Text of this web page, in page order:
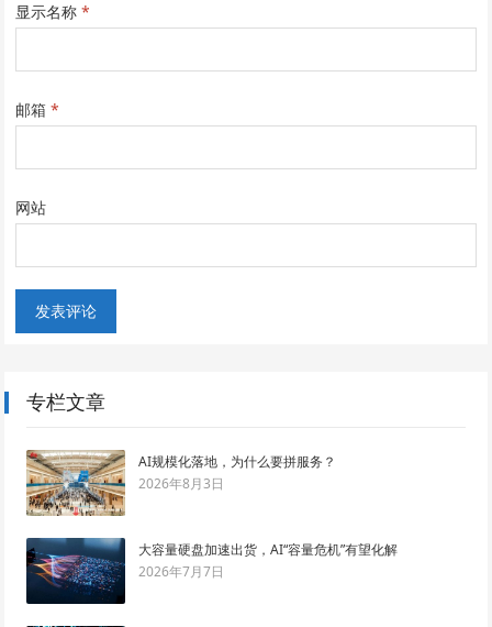
显示名称*
邮箱*
网站
专栏文章
AI规模化落地，为什么要拼服务？
2026年8月3日
大容量硬盘加速出货，AI“容量危机”有望化解
2026年7月7日